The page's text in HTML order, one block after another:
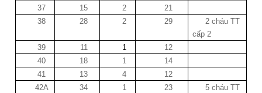
37
15 2
21
38
28 2 29
2 cháu TT
cấp 2
39
11 1
12
40
18 1
14
41
13 4
12
42A
34 1 23
5 cháu TT